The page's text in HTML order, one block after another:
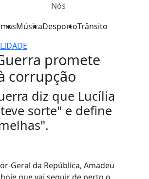
Nós
MúsicaDesportoTrânsito
promete
corrupção
diz que Lucília
sorte" e define
Geral da República, Amadeu